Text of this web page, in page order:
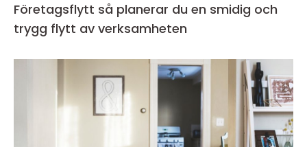
Företagsflytt så planerar du en smidig och
trygg flytt av verksamheten